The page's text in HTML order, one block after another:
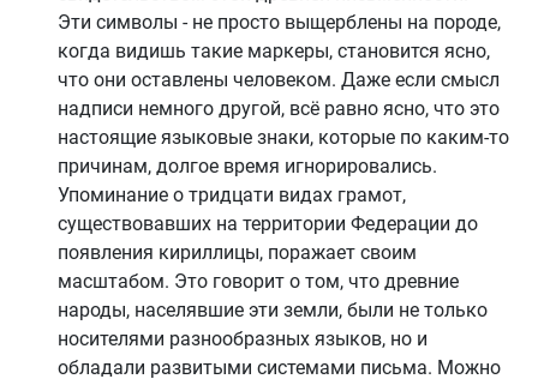
Эти символы - не просто выщерблены на породе,
когда видишь такие маркеры, становится ясно,
что они оставлены человеком. Даже если смысл
надписи немного другой, всё равно ясно, что это
настоящие языковые знаки, которые по каким-то
причинам, долгое время игнорировались.
Упоминание о тридцати видах грамот,
существовавших на территории Федерации до
появления кириллицы, поражает своим
масштабом. Это говорит о том, что древние
народы, населявшие эти земли, были не только
носителями разнообразных языков, но и
обладали развитыми системами письма. Можно